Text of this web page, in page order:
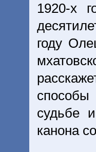
1920-х
году
способы
судьбе
канона